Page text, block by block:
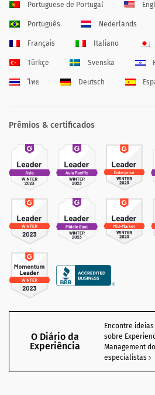
Portuguese de Portugal
Português Nederlands
Français Italiano
Türkçe Svenska
ไทย Deutsch
Prêmios & certificados
O Diário da
Experiência
Encontre
sobre
Management
especialistas